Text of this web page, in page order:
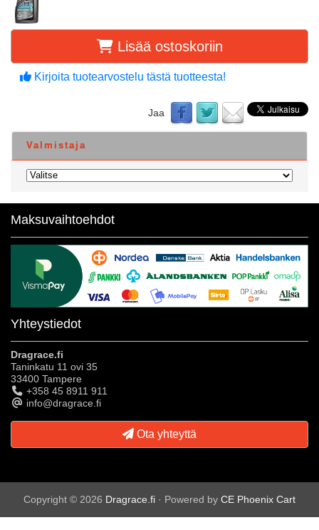
Lisää ostoskoriin
Kirjoita tuotearvostelu tästä tuotteesta!
Jaa
Valmistaja
Maksuvaihtoehdot
Yhteystiedot
Dragrace.fi
Taninkatu 11 ovi 35
33400 Tampere
+358 45 8911 911
info@dragrace.fi
Ota yhteyttä
Copyright © 2026 Dragrace.fi · Powered by CE Phoenix Cart